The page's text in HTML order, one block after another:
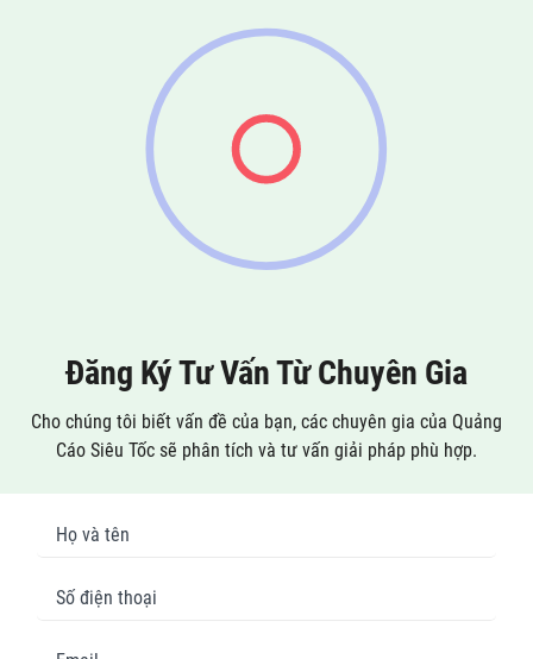
Đăng Ký Tư Vấn Từ Chuyên Gia
Cho chúng tôi biết vấn đề của bạn, các chuyên gia của Quảng
Cáo Siêu Tốc sẽ phân tích và tư vấn giải pháp phù hợp.